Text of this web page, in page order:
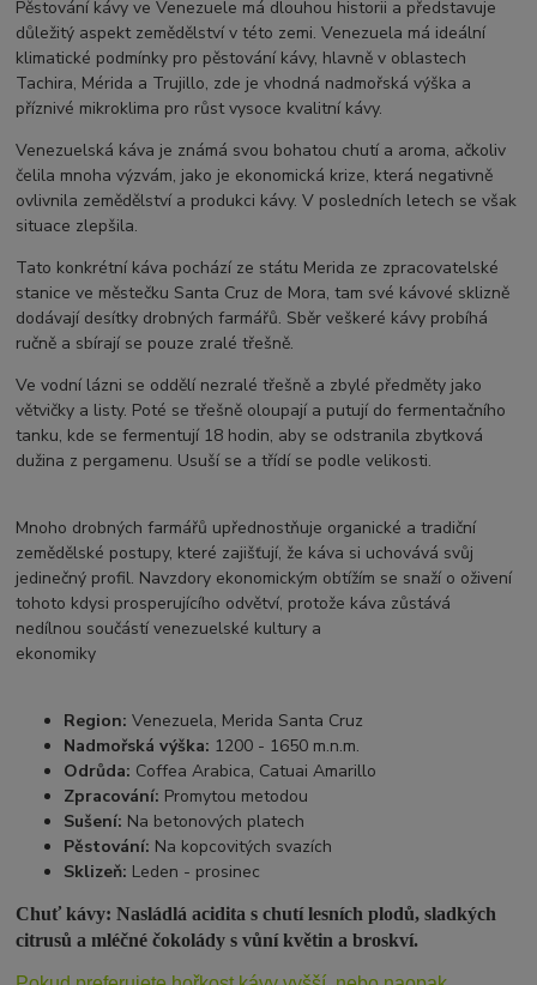
Pěstování kávy ve Venezuele má dlouhou historii a představuje
důležitý aspekt zemědělství v této zemi. Venezuela má ideální
klimatické podmínky pro pěstování kávy, hlavně v oblastech
Tachira, Mérida a Trujillo, zde je vhodná nadmořská výška a
příznivé mikroklima pro růst vysoce kvalitní kávy.
Venezuelská káva je známá svou bohatou chutí a aroma, ačkoliv
čelila mnoha výzvám, jako je ekonomická krize, která negativně
ovlivnila zemědělství a produkci kávy. V posledních letech se však
situace zlepšila.
Tato konkrétní káva pochází ze státu Merida ze zpracovatelské
stanice ve městečku Santa Cruz de Mora, tam své kávové sklizně
dodávají desítky drobných farmářů. Sběr veškeré kávy probíhá
ručně a sbírají se pouze zralé třešně.
Ve vodní lázni se oddělí nezralé třešně a zbylé předměty jako
větvičky a listy. Poté se třešně oloupají a putují do fermentačního
tanku, kde se fermentují 18 hodin, aby se odstranila zbytková
dužina z pergamenu. Usuší se a třídí se podle velikosti.
Mnoho drobných farmářů upřednostňuje organické a tradiční
zemědělské postupy, které zajišťují, že káva si uchovává svůj
jedinečný profil. Navzdory ekonomickým obtížím se snaží o oživení
tohoto kdysi prosperujícího odvětví, protože káva zůstává
nedílnou součástí venezuelské kultury a
ekonomiky
Region: Venezuela, Merida Santa Cruz
Nadmořská výška: 1200 - 1650 m.n.m.
Odrůda: Coffea Arabica, Catuai Amarillo
Zpracování: Promytou metodou
Sušení: Na betonových platech
Pěstování: Na kopcovitých svazích
Sklizeň: Leden - prosinec
Chuť kávy: Nasládlá acidita s chutí lesních plodů, sladkých
citrusů a mléčné čokolády s vůní květin a broskví.